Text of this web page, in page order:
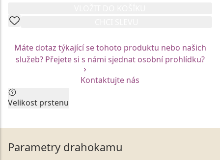
Máte dotaz týkající se tohoto produktu nebo našich
služeb? Přejete si s námi sjednat osobní prohlídku?
Kontaktujte nás
Velikost prstenu
Vaše rozhodnutí. Každý z prstenů Vám rádi na míru
upravíme.
Vzhledem k unikátní mezinárodní certifikaci jsou
Parametry drahokamu